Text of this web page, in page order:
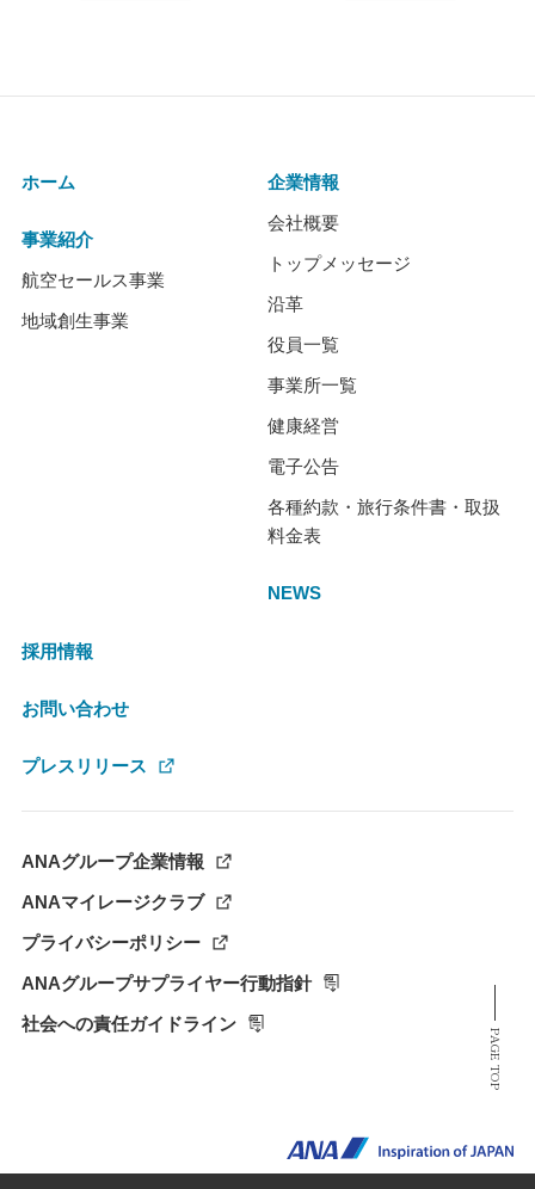
PAGE TOP
ホーム
事業紹介
航空セールス事業
地域創生事業
企業情報
会社概要
トップメッセージ
沿革
役員一覧
事業所一覧
健康経営
電子公告
各種約款・旅行条件書・取扱
料金表
NEWS
採用情報
お問い合わせ
プレスリリース
ANAグループ企業情報
ANAマイレージクラブ
プライバシーポリシー
ANAグループサプライヤー行動指針
社会への責任ガイドライン